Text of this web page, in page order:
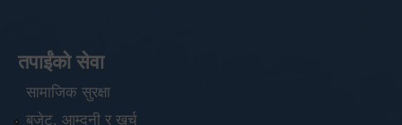
तपाईंको सेवा
सामाजिक सुरक्षा
बजेट, आम्दनी र खर्च